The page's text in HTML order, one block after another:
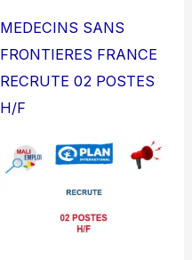
MEDECINS SANS
FRONTIERES FRANCE
RECRUTE 02 POSTES
H/F